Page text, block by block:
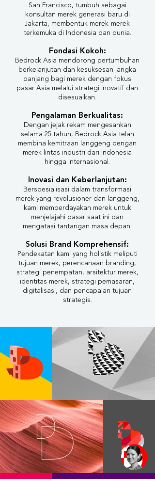
San Francisco, tumbuh sebagai
konsultan merek generasi baru di
Jakarta, membentuk merek-merek
terkemuka di Indonesia dan dunia.
Fondasi Kokoh:
Bedrock Asia mendorong pertumbuhan
berkelanjutan dan kesuksesan jangka
panjang bagi merek dengan fokus
pasar Asia melalui strategi inovatif dan
disesuaikan.
Pengalaman Berkualitas:
Dengan jejak rekam mengesankan
selama 25 tahun, Bedrock Asia telah
membina kemitraan langgeng dengan
merek lintas industri dari Indonesia
hingga internasional.
Inovasi dan Keberlanjutan:
Berspesialisasi dalam transformasi
merek yang revolusioner dan langgeng,
kami memberdayakan merek untuk
menjelajahi pasar saat ini dan
mengatasi tantangan masa depan.
Solusi Brand Komprehensif:
Pendekatan kami yang holistik meliputi
tujuan merek, perencanaan branding,
strategi penempatan, arsitektur merek,
identitas merek, strategi pemasaran,
digitalisasi, dan pencapaian tujuan
strategis.